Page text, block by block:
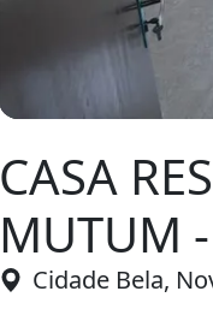
CASA
MUTUM
Cidade Bela,